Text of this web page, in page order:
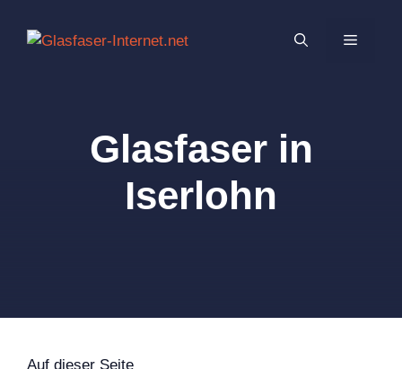
Inhalt
MENÜ
Glasfaser in
Iserlohn
Auf dieser Seite